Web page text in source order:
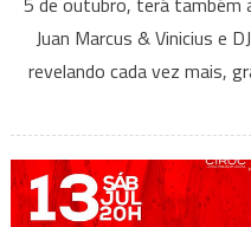
Juan Marcus & Vinicius e
revelando cada vez mais,